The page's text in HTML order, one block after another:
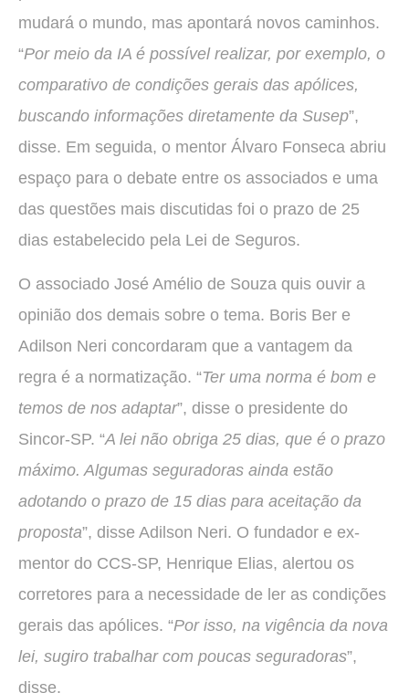
mudará o mundo, mas apontará novos caminhos.
“Por meio da IA é possível realizar, por exemplo, o
comparativo de condições gerais das apólices,
buscando informações diretamente da Susep”,
disse. Em seguida, o mentor Álvaro Fonseca abriu
espaço para o debate entre os associados e uma
das questões mais discutidas foi o prazo de 25
dias estabelecido pela Lei de Seguros.
O associado José Amélio de Souza quis ouvir a
opinião dos demais sobre o tema. Boris Ber e
Adilson Neri concordaram que a vantagem da
regra é a normatização. “Ter uma norma é bom e
temos de nos adaptar”, disse o presidente do
Sincor-SP. “A lei não obriga 25 dias, que é o prazo
máximo. Algumas seguradoras ainda estão
adotando o prazo de 15 dias para aceitação da
proposta”, disse Adilson Neri. O fundador e ex-
mentor do CCS-SP, Henrique Elias, alertou os
corretores para a necessidade de ler as condições
gerais das apólices. “Por isso, na vigência da nova
lei, sugiro trabalhar com poucas seguradoras”,
disse.